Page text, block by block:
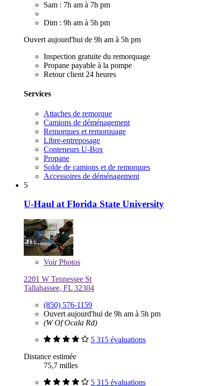
Sam : 7h am à 7h pm
Dim : 9h am à 5h pm
Ouvert aujourd'hui de 9h am à 5h pm
Inspection gratuite du remorquage
Propane payable à la pompe
Retour client 24 heures
Services
Attaches de remorque
Camions de déménagement
Remorques et remorquage
Libre-entreposage
Conteneurs U-Box
Propane
Solde de camions et de remorques
Accessoires de déménagement
5
U-Haul at Florida State University
VoirPhotos
2201 W Tennessee St
Tallahassee, FL 32304
(850) 576-1159
Ouvert aujourd'hui de 9h am à 5h pm
(W Of Ocala Rd)
5 315 évaluations
Distance estimée
75,7 milles
5 315 évaluations